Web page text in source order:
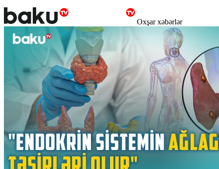
Oxşar xəbərlər